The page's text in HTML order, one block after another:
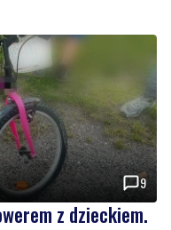
9
z dzieckiem.